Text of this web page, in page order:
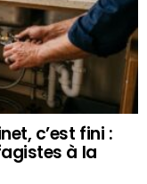
c’est fini :
à la